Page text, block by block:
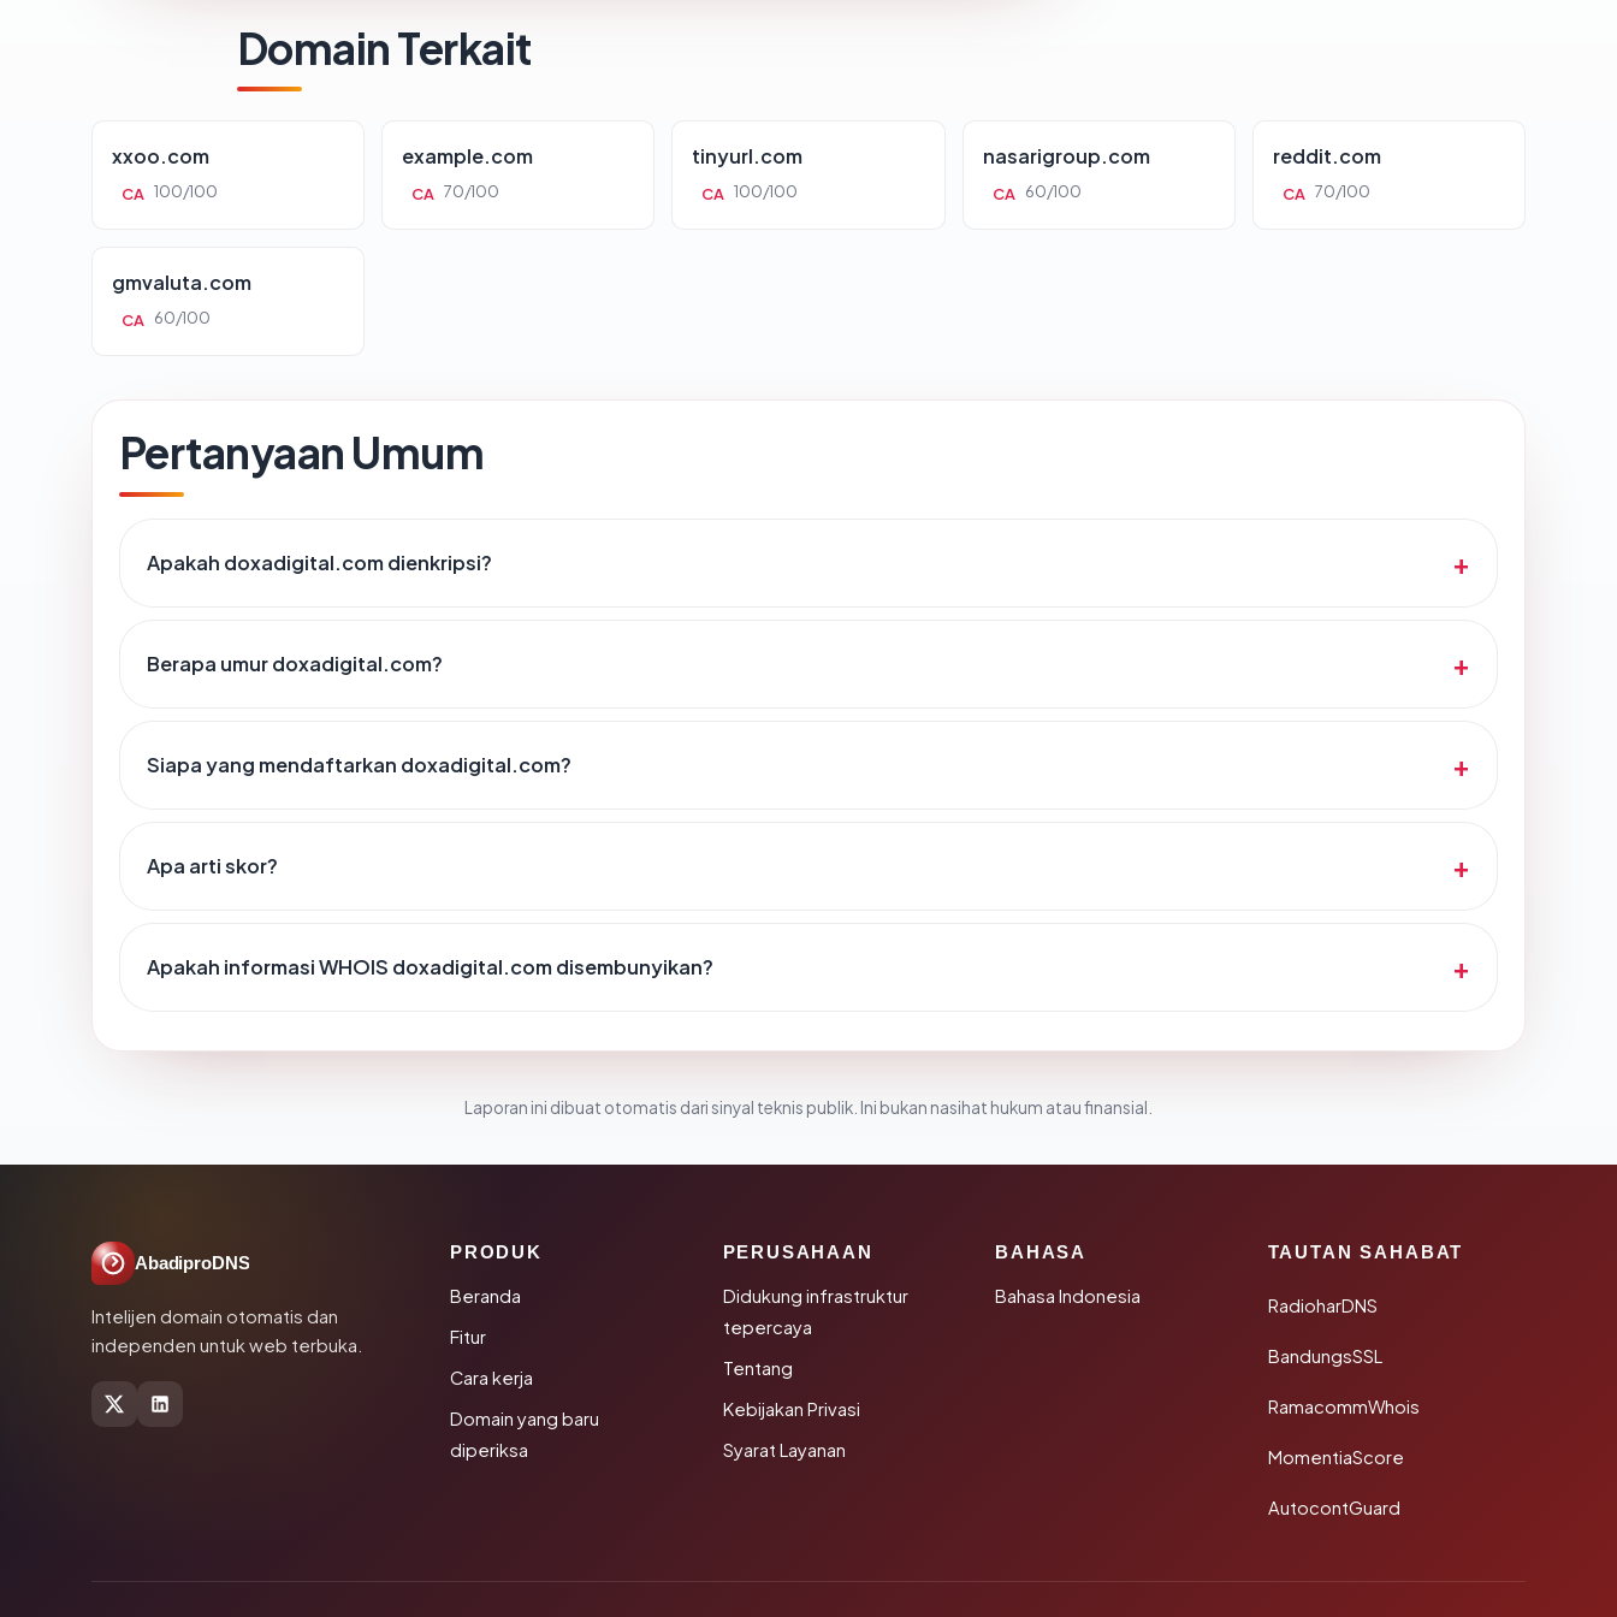
Domain Terkait
xxoo.com
CA 100/100
example.com
CA 70/100
tinyurl.com
CA 100/100
nasarigroup.com
CA 60/100
reddit.com
CA 70/100
gmvaluta.com
CA 60/100
Pertanyaan Umum
Apakah doxadigital.com dienkripsi?
Berapa umur doxadigital.com?
Siapa yang mendaftarkan doxadigital.com?
Apa arti skor?
Apakah informasi WHOIS doxadigital.com disembunyikan?
Laporan ini dibuat otomatis dari sinyal teknis publik. Ini bukan nasihat hukum atau finansial.
AbadiproDNS
Intelijen domain otomatis dan
independen untuk web terbuka.
PRODUK
Beranda
Fitur
Cara kerja
Domain yang baru
diperiksa
PERUSAHAAN
Didukung infrastruktur
tepercaya
Tentang
Kebijakan Privasi
Syarat Layanan
BAHASA
Bahasa Indonesia
TAUTAN SAHABAT
RadioharDNS
BandungsSSL
RamacommWhois
MomentiaScore
AutocontGuard